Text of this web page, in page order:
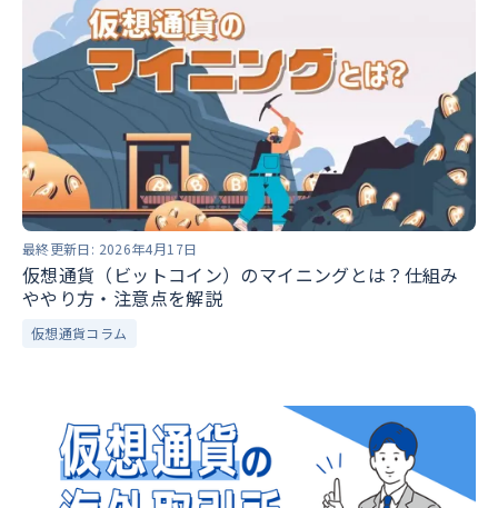
最終更新日: 2026年4月17日
仮想通貨（ビットコイン）のマイニングとは？仕組み
ややり方・注意点を解説
仮想通貨コラム